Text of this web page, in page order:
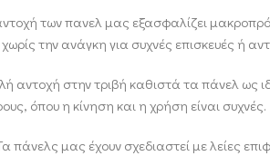
των πανελ μας εξασφαλίζει
την ανάγκη για συχνές επισκευές ή
αντοχή στην τριβή καθιστά τα πάνελ ως
όπου η κίνηση και η χρήση είναι συχνές.
πάνελς μας έχουν σχεδιαστεί με λείες